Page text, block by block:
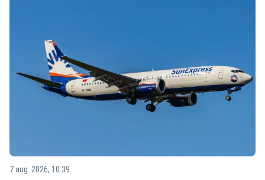
7 aug. 2026, 10:39